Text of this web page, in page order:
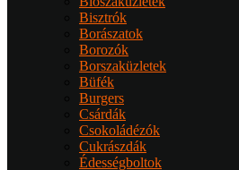
Bisztrók
Borászatok
Borozók
Borszaküzletek
Büfék
Burgers
Csárdák
Csokoládézók
Cukrászdák
Édességboltok